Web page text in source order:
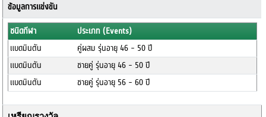
ข้อมูลการแข่งขัน
ชนิดกีฬา
ประเภท (Events)
แบดมินตัน
คู่ผสม รุ่นอายุ 46 - 50 ปี
แบดมินตัน
ชายคู่ รุ่นอายุ 46 - 50 ปี
แบดมินตัน
ชายคู่ รุ่นอายุ 56 - 60 ปี